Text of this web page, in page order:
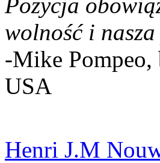
wolność i nasza
-Mike Pompeo,
USA
Henri J.M